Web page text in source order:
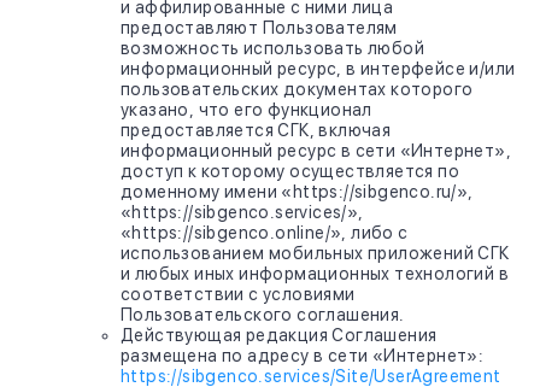
и аффилированные с ними лица
предоставляют Пользователям
возможность использовать любой
информационный ресурс, в интерфейсе и/или
пользовательских документах которого
указано, что его функционал
предоставляется СГК, включая
информационный ресурс в сети «Интернет»,
доступ к которому осуществляется по
доменному имени «https://sibgenco.ru/»,
«https://sibgenco.services/»,
«https://sibgenco.online/», либо с
использованием мобильных приложений СГК
и любых иных информационных технологий в
соответствии с условиями
Пользовательского соглашения.
Действующая редакция Соглашения
размещена по адресу в сети «Интернет»:
https://sibgenco.services/Site/UserAgreement